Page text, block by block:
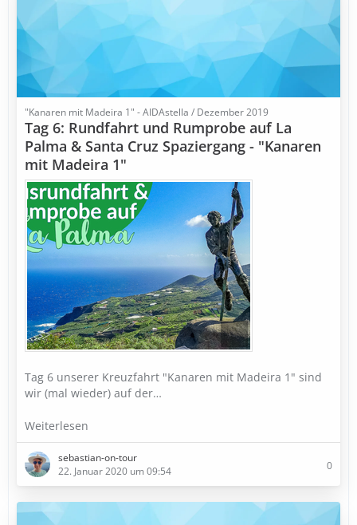
"Kanaren mit Madeira 1" - AIDAstella / Dezember 2019
Tag 6: Rundfahrt und Rumprobe auf La
Palma & Santa Cruz Spaziergang - "Kanaren
mit Madeira 1"
Tag 6 unserer Kreuzfahrt "Kanaren mit Madeira 1" sind
wir (mal wieder) auf der…
Weiterlesen
sebastian-on-tour
22. Januar 2020 um 09:54
0